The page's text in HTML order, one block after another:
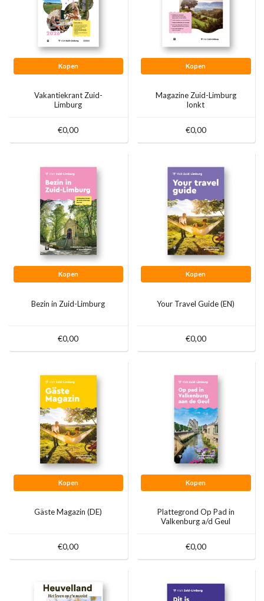
Kopen
Vakantiekrant Zuid-
Limburg
€0,00
Kopen
Magazine Zuid-Limburg
lonkt
€0,00
Kopen
Bezin in Zuid-Limburg
€0,00
Kopen
Your Travel Guide (EN)
€0,00
Kopen
Gäste Magazin (DE)
€0,00
Kopen
Plattegrond Op Pad in
Valkenburg a/d Geul
€0,00